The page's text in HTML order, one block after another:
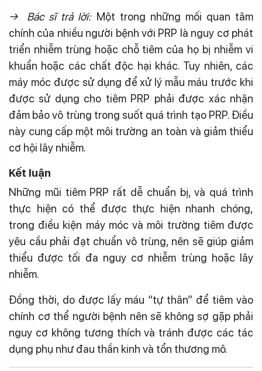
→ Bác sĩ trả lời:Một trong những mối quan tâm
chính của nhiều người bệnh với PRP là nguy cơ phát
triển nhiễm trùng hoặc chỗ tiêm của họ bị nhiễm vi
khuẩn hoặc các chất độc hại khác. Tuy nhiên, các
máy móc được sử dụng để xử lý mẫu máu trước khi
được sử dụng cho tiêm PRP phải được xác nhận
đảm bảo vô trùng trong suốt quá trình tạo PRP. Điều
này cung cấp một môi trường an toàn và giảm thiểu
cơ hội lây nhiễm.
Kết luận
Những mũi tiêm PRP rất dễ chuẩn bị, và quá trình
thực hiện có thể được thực hiện nhanh chóng,
trong điều kiện máy móc và môi trường tiêm được
yêu cầu phải đạt chuẩn vô trùng, nên sẽ giúp giảm
thiểu được tối đa nguy cơ nhiễm trùng hoặc lây
nhiễm.
Đồng thời, do được lấy máu “tự thân” để tiêm vào
chính cơ thể người bệnh nên sẽ không sợ gặp phải
nguy cơ không tương thích và tránh được các tác
dụng phụ như đau thần kinh và tổn thương mô.